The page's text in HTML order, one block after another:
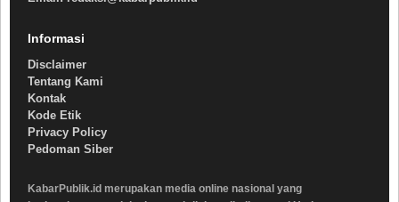
Informasi
Disclaimer
Tentang Kami
Kontak
Kode Etik
Privacy Policy
Pedoman Siber
KabarPublik.id merupakan media online nasional yang